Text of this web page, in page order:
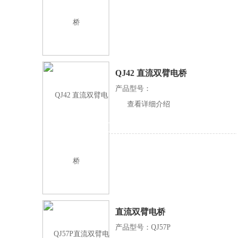
QJ42 直流双臂电桥
产品型号：
查看详细介绍
直流双臂电桥
产品型号：QJ57P